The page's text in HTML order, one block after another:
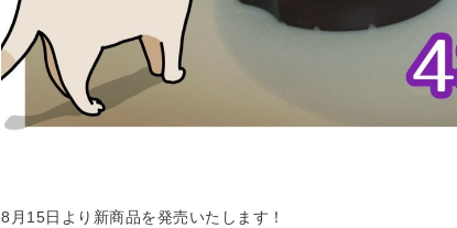
8月15日より新商品を発売いたします！